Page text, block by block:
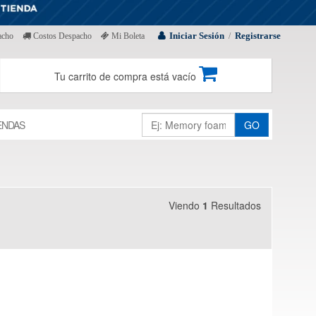
Iniciar Sesión / Registrarse
Costos Despacho Mi Boleta
Tu carrito de compra está vacío
GO
Viendo 1 Resultados